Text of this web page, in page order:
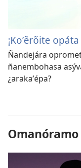
¡Koʼẽrõite
Ñandejára
ñanembohasa
¿arakaʼépa?